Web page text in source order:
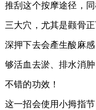
推刮这个按摩途径，
三大穴，尤其是颧骨
深押下去会產生酸麻
够活血去淤、排水消
不错的功效！
这一招会使用小拇指